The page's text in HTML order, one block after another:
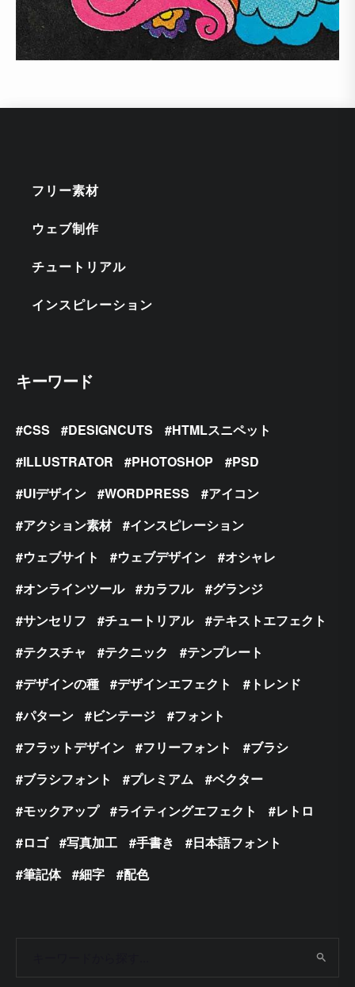
フリー素材
ウェブ制作
チュートリアル
インスピレーション
キーワード
CSS DESIGNCUTS
HTMLスニペット
ILLUSTRATOR
PHOTOSHOP
PSD
UIデザイン
WORDPRESS
アイコン
アクション素材
インスピレーション
ウェブサイト
ウェブデザイン
オシャレ
オンラインツール
カラフル
グランジ
サンセリフ
チュートリアル
テキストエフェクト
テクスチャ
テクニック
テンプレート
デザインの種
デザインエフェクト
トレンド
パターン
ビンテージ
フォント
フラットデザイン
フリーフォント
ブラシ
ブラシフォント
プレミアム
ベクター
モックアップ
ライティングエフェクト
レトロ
ロゴ
写真加工 手書き
日本語フォント
筆記体
細字 配色